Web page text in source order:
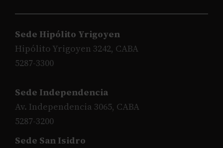
Sede Hipólito Yrigoyen
Hipólito Yrigoyen 3242, CABA
5287-3300
Sede Independencia
Av. Independencia 3065, CABA
5287-3200
Sede San Isidro